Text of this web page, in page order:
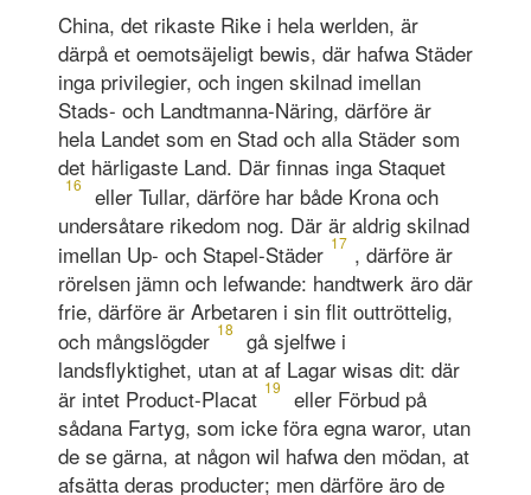
China, det rikaste Rike i hela werlden, är
därpå et oemotsäjeligt bewis, där hafwa Städer
inga privilegier, och ingen skilnad imellan
Stads- och Landtmanna-Näring, därföre är
hela Landet som en Stad och alla Städer som
det härligaste Land. Där finnas inga Staquet
16
eller Tullar, därföre har både Krona och
undersåtare rikedom nog. Där är aldrig skilnad
imellan Up- och Stapel-Städer 17 , därföre är
rörelsen jämn och lefwande: handtwerk äro där
frie, därföre är Arbetaren i sin flit outtröttelig,
och mångslögder 18
gå sjelfwe i
landsflyktighet, utan at af Lagar wisas dit: där
är intet Product-Placat 19
eller Förbud på
sådana Fartyg, som icke föra egna waror, utan
de se gärna, at någon wil hafwa den mödan, at
afsätta deras producter; men därföre äro de